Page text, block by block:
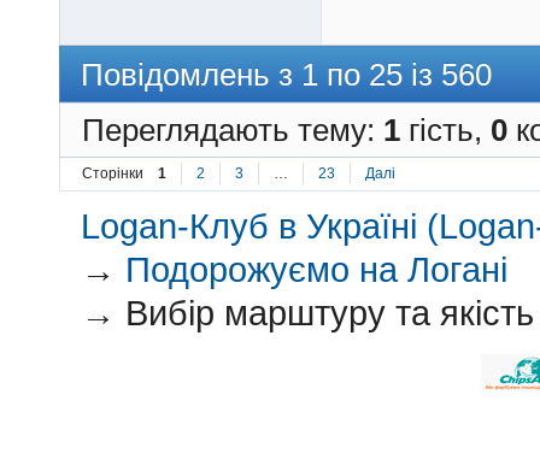
Повідомлень з 1 по 25 із 560
Переглядають тему: 1 гість, 0
Сторінки 1 2 3 … 23 Далі
Logan-Клуб в Україні
→ Подорожуємо на Логані
→ Вибір марштуру та